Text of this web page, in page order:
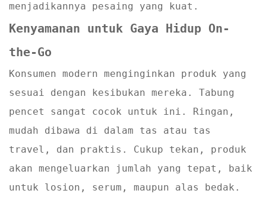
menjadikannya pesaing yang kuat.
Kenyamanan untuk Gaya Hidup On-
the-Go
Konsumen modern menginginkan produk yang
sesuai dengan kesibukan mereka. Tabung
pencet sangat cocok untuk ini. Ringan,
mudah dibawa di dalam tas atau tas
travel, dan praktis. Cukup tekan, produk
akan mengeluarkan jumlah yang tepat, baik
untuk losion, serum, maupun alas bedak.